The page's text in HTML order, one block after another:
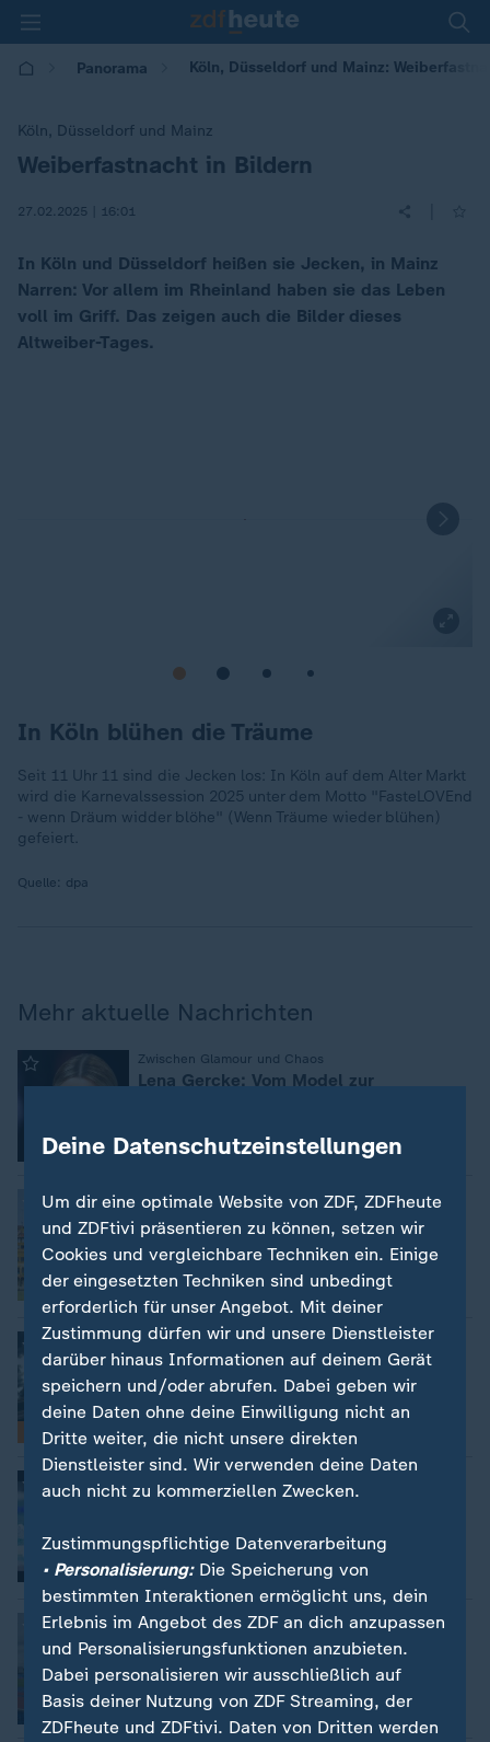
Panorama Köln, Düsseldorf und Mainz:
Köln, Düsseldorf und Mainz
:
Weiberfastnacht in Bildern
27.02.2025 | 16:01
In Köln und Düsseldorf heißen sie Jecken, in Mainz
Narren: Vor allem im Rheinland haben sie das Leben
voll im Griff. Das zeigen auch die Bilder dieses
Altweiber-Tages.
In Köln blühen die Träume
Seit 11 Uhr 11 sind die Jecken los: In Köln auf dem Alter Markt
wird die Karnevalssession 2025 unter dem Motto "FasteLOVEnd
- wenn Dräum widder blöhe" (Wenn Träume wieder blühen)
gefeiert.
Quelle: dpa
Mehr aktuelle Nachrichten
Zwischen Glamour und Chaos
Lena Gercke: Vom Model zur
Overtourism in Italien
Wie Airbnb & Co in Florenz begrenzt
werden
Giulia Wagner, Rom
mit Video2:04
Liveblog
Russland greift die Ukraine an
Aktuelles zum Krieg in der Ukraine
Maya Tobehn und die ungeplante
von Jannik Höntsch
mit Video1:27
10. bis 16. August in Birmingham
Alle Wettkämpfe der Leichtathletik-EM
im Überblick
mit Video 28:29
Deine Datenschutzeinstellungen
Um dir eine optimale Website von ZDF, ZDFheute
und ZDFtivi präsentieren zu können, setzen wir
Cookies und vergleichbare Techniken ein. Einige
der eingesetzten Techniken sind unbedingt
erforderlich für unser Angebot. Mit deiner
Zustimmung dürfen wir und unsere Dienstleister
darüber hinaus Informationen auf deinem Gerät
speichern und/oder abrufen. Dabei geben wir
deine Daten ohne deine Einwilligung nicht an
Dritte weiter, die nicht unsere direkten
Dienstleister sind. Wir verwenden deine Daten
auch nicht zu kommerziellen Zwecken.
Zustimmungspflichtige Datenverarbeitung
• Personalisierung:Die Speicherung von
bestimmten Interaktionen ermöglicht uns, dein
Erlebnis im Angebot des ZDF an dich anzupassen
und Personalisierungsfunktionen anzubieten.
Dabei personalisieren wir ausschließlich auf
Basis deiner Nutzung von ZDF Streaming, der
ZDFheute und ZDFtivi. Daten von Dritten werden